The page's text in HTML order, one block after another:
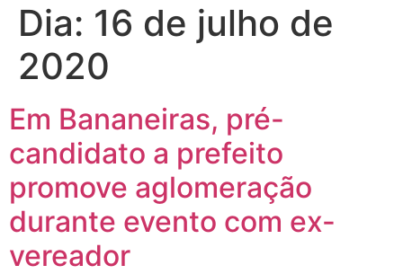
Dia: 16 de julho de
2020
Em Bananeiras, pré-
candidato a prefeito
promove aglomeração
durante evento com ex-
vereador